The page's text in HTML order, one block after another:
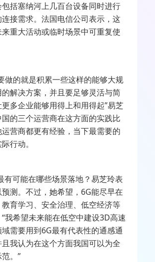
括塞纳河上几百台设备同时进行
接需求。法国电信公司表示，这
重大活动或临时场景中可重复使
做的就是积累一些这样的能够大规
解决方案，并且要足够灵活与简
多企业能够用得上和用得起”易芝
的三个运营商在这方面的实践比
营商都更有经验，当下最需要的
行动。
有可能在哪些场景落地？易芝玲表
测。不过，她希望， 6G能尽早在
育学习、安全治理、低空经济等
我希望未来能在低空中建设3D高速
需要用到6G最有代表性的通感通
我认为在这个方面我国可以为全
。”